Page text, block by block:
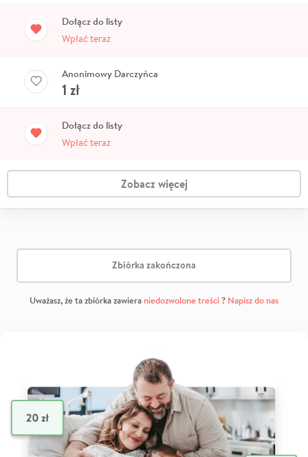
Dołącz do listy
Wpłać teraz
Anonimowy Darczyńca
1 zł
Dołącz do listy
Wpłać teraz
Zobacz więcej
Zbiórka zakończona
Uważasz, że ta zbiórka zawiera niedozwolone treści? Napisz do nas